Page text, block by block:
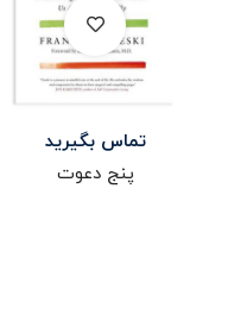
تماس بگیرید
پنج دعوت